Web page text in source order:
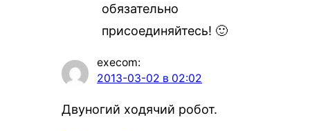
обязательно
присоединяйтесь! 🙂
execom:
2013-03-02 в 02:02
Двуногий ходячий робот.